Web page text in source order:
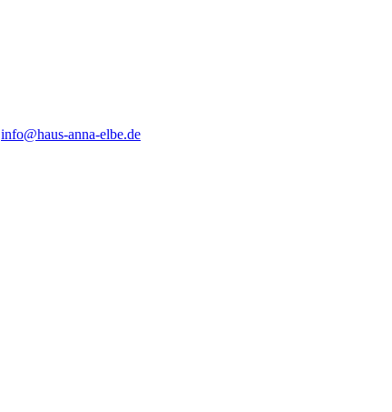
info@haus-anna-elbe.de